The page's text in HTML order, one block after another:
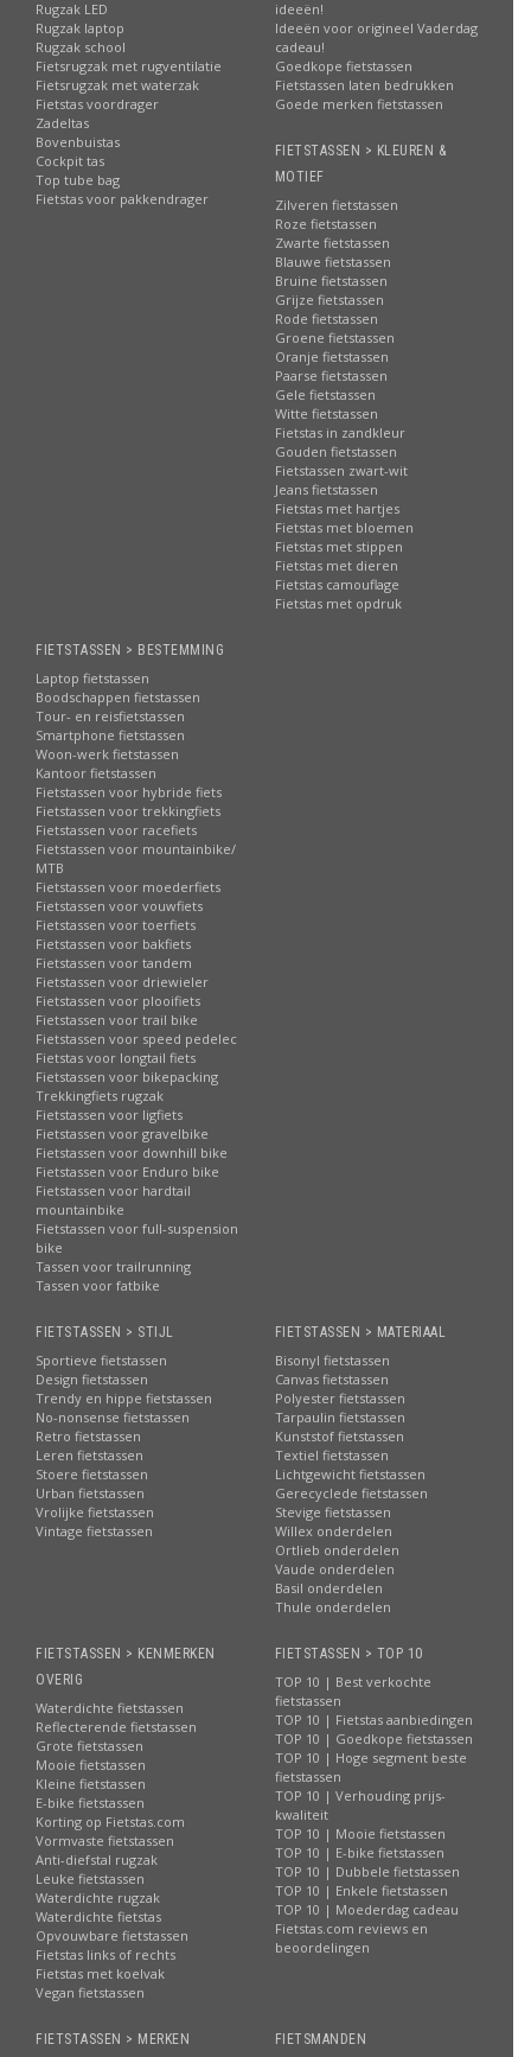
Rugzak LED
Rugzak laptop
Rugzak school
Fietsrugzak met rugventilatie
Fietsrugzak met waterzak
Fietstas voordrager
Zadeltas
Bovenbuistas
Cockpit tas
Top tube bag
Fietstas voor pakkendrager
ideeën!
Ideeën voor origineel Vaderdag
cadeau!
Goedkope fietstassen
Fietstassen laten bedrukken
Goede merken fietstassen
FIETSTASSEN > KLEUREN &
MOTIEF
Zilveren fietstassen
Roze fietstassen
Zwarte fietstassen
Blauwe fietstassen
Bruine fietstassen
Grijze fietstassen
Rode fietstassen
Groene fietstassen
Oranje fietstassen
Paarse fietstassen
Gele fietstassen
Witte fietstassen
Fietstas in zandkleur
Gouden fietstassen
Fietstassen zwart-wit
Jeans fietstassen
Fietstas met hartjes
Fietstas met bloemen
Fietstas met stippen
Fietstas met dieren
Fietstas camouflage
Fietstas met opdruk
FIETSTASSEN > BESTEMMING
Laptop fietstassen
Boodschappen fietstassen
Tour- en reisfietstassen
Smartphone fietstassen
Woon-werk fietstassen
Kantoor fietstassen
Fietstassen voor hybride fiets
Fietstassen voor trekkingfiets
Fietstassen voor racefiets
Fietstassen voor mountainbike/
MTB
Fietstassen voor moederfiets
Fietstassen voor vouwfiets
Fietstassen voor toerfiets
Fietstassen voor bakfiets
Fietstassen voor tandem
Fietstassen voor driewieler
Fietstassen voor plooifiets
Fietstassen voor trail bike
Fietstassen voor speed pedelec
Fietstas voor longtail fiets
Fietstassen voor bikepacking
Trekkingfiets rugzak
Fietstassen voor ligfiets
Fietstassen voor gravelbike
Fietstassen voor downhill bike
Fietstassen voor Enduro bike
Fietstassen voor hardtail
mountainbike
Fietstassen voor full-suspension
bike
Tassen voor trailrunning
Tassen voor fatbike
FIETSTASSEN > STIJL
Sportieve fietstassen
Design fietstassen
Trendy en hippe fietstassen
No-nonsense fietstassen
Retro fietstassen
Leren fietstassen
Stoere fietstassen
Urban fietstassen
Vrolijke fietstassen
Vintage fietstassen
FIETSTASSEN > MATERIAAL
Bisonyl fietstassen
Canvas fietstassen
Polyester fietstassen
Tarpaulin fietstassen
Kunststof fietstassen
Textiel fietstassen
Lichtgewicht fietstassen
Gerecyclede fietstassen
Stevige fietstassen
Willex onderdelen
Ortlieb onderdelen
Vaude onderdelen
Basil onderdelen
Thule onderdelen
FIETSTASSEN > KENMERKEN
OVERIG
Waterdichte fietstassen
Reflecterende fietstassen
Grote fietstassen
Mooie fietstassen
Kleine fietstassen
E-bike fietstassen
Korting op Fietstas.com
Vormvaste fietstassen
Anti-diefstal rugzak
Leuke fietstassen
Waterdichte rugzak
Waterdichte fietstas
Opvouwbare fietstassen
Fietstas links of rechts
Fietstas met koelvak
Vegan fietstassen
FIETSTASSEN > TOP 10
TOP 10 | Best verkochte
fietstassen
TOP 10 | Fietstas aanbiedingen
TOP 10 | Goedkope fietstassen
TOP 10 | Hoge segment beste
fietstassen
TOP 10 | Verhouding prijs-
kwaliteit
TOP 10 | Mooie fietstassen
TOP 10 | E-bike fietstassen
TOP 10 | Dubbele fietstassen
TOP 10 | Enkele fietstassen
TOP 10 | Moederdag cadeau
Fietstas.com reviews en
beoordelingen
FIETSTASSEN > MERKEN FIETSMANDEN